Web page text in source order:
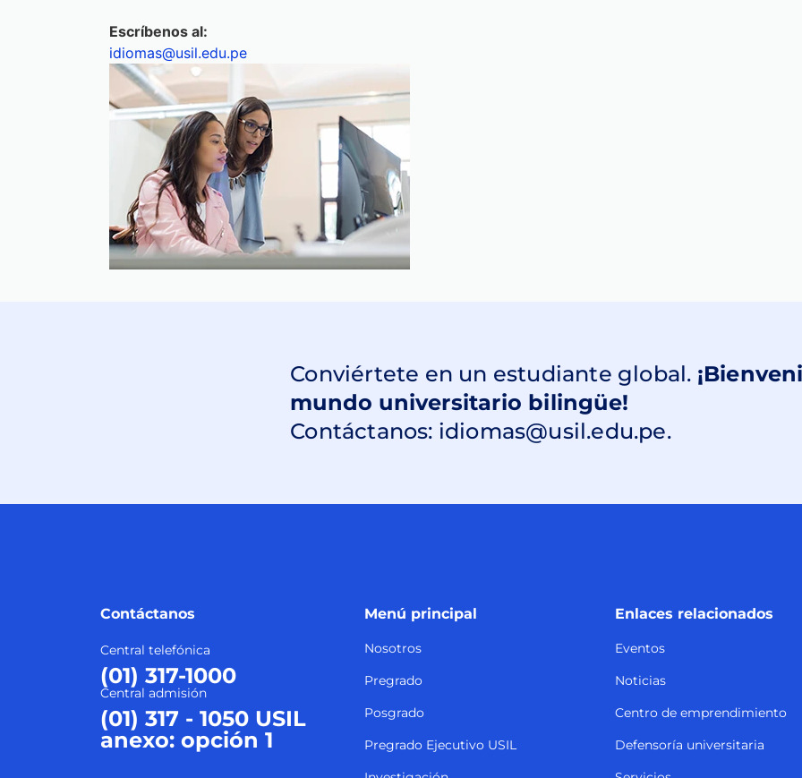
estos exámenes podrás validar el nivel intermedio de un idioma y si cumples con el requisito de
Escríbenos al:
idiomas@usil.edu.pe
Conviértete en un estudiante global.
mundo universitario bilingüe!
Contáctanos
Central telefónica
(01) 317-1000
Central admisión
(01) 317 - 1050 USIL
Menú principal
Nosotros
Pregrado
Posgrado
Enlaces relacionados
Eventos
Noticias
Centro de emprendimiento